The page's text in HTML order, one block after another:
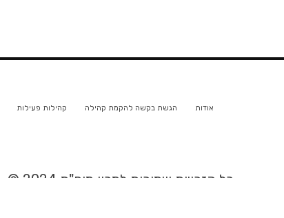
אודות הגשת בקשה להקמת קהילה קהילות פעילות
כל הזכויות שמורות למכון מופ"ת 2024 ©